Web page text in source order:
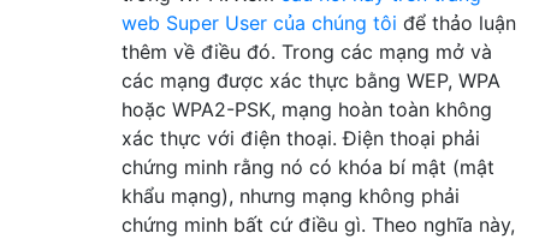
web Super User của chúng tôi để thảo luận
thêm về điều đó. Trong các mạng mở và
các mạng được xác thực bằng WEP, WPA
hoặc WPA2-PSK, mạng hoàn toàn không
xác thực với điện thoại. Điện thoại phải
chứng minh rằng nó có khóa bí mật (mật
khẩu mạng), nhưng mạng không phải
chứng minh bất cứ điều gì. Theo nghĩa này,